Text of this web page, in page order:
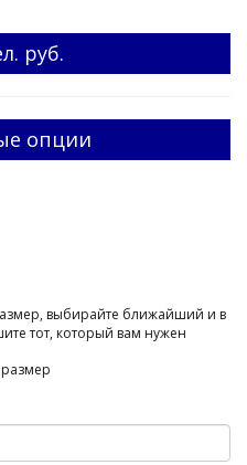
руб.
опции
выбирайте ближайший и в
тот, который вам нужен